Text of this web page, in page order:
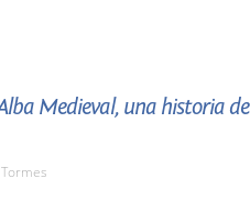
Medieval, una historia de